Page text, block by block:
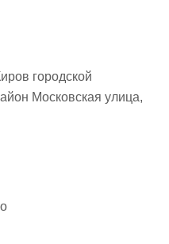
городской
Московская улица,